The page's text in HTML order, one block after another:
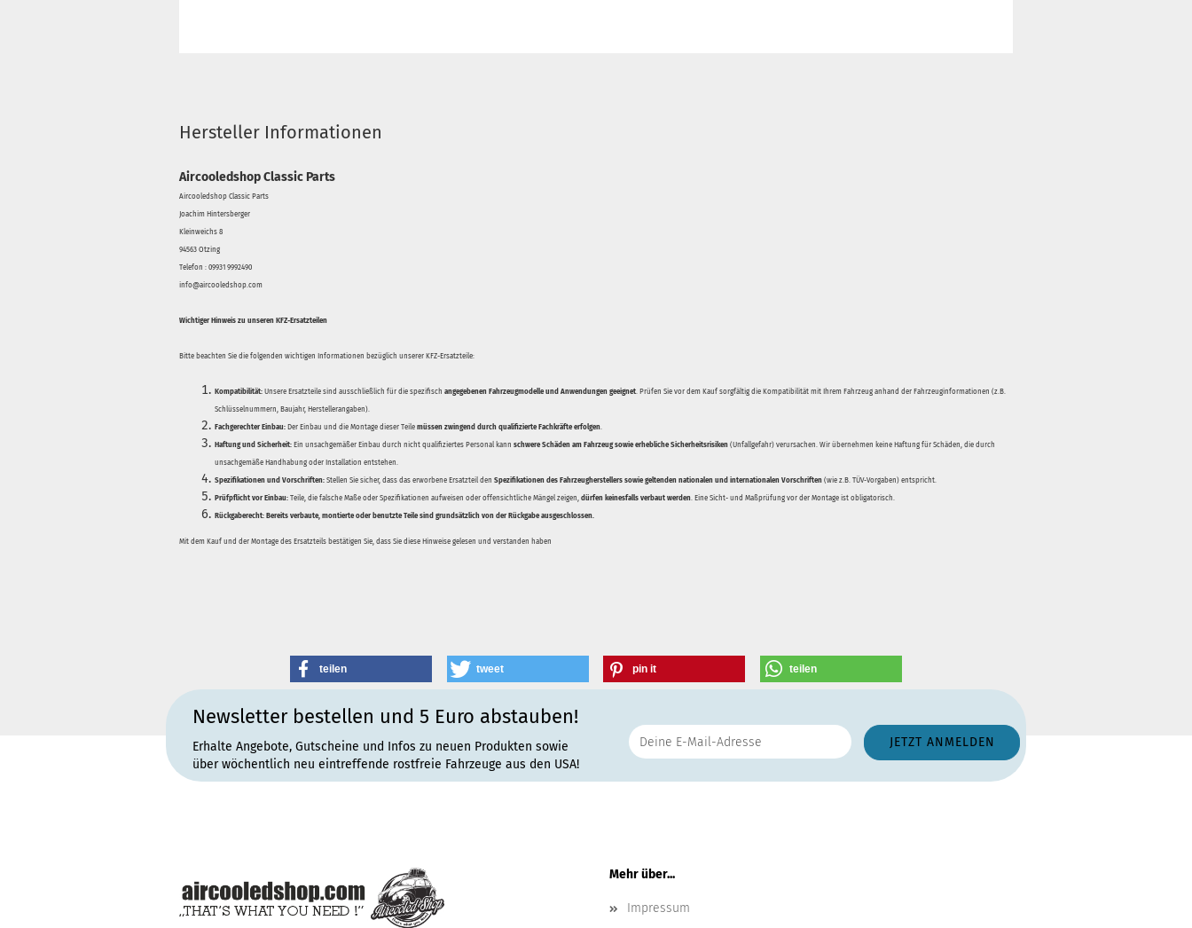
Hersteller Informationen
Aircooledshop Classic Parts
Aircooledshop Classic Parts
Joachim Hintersberger
Kleinweichs 8
94563 Otzing
Telefon : 09931 9992490
info@aircooledshop.com
Wichtiger Hinweis zu unseren KFZ-Ersatzteilen
Bitte beachten Sie die folgenden wichtigen Informationen bezüglich unserer KFZ-Ersatzteile:
Kompatibilität: Unsere Ersatzteile sind ausschließlich für die spezifisch angegebenen Fahrzeugmodelle und Anwendungen geeignet. Prüfen Sie vor dem Kauf sorgfältig die Kompatibilität mit Ihrem Fahrzeug anhand der Fahrzeuginformationen (z.B.
Schlüsselnummern, Baujahr, Herstellerangaben).
Fachgerechter Einbau: Der Einbau und die Montage dieser Teile müssen zwingend durch qualifizierte Fachkräfte erfolgen.
Haftung und Sicherheit: Ein unsachgemäßer Einbau durch nicht qualifiziertes Personal kann schwere Schäden am Fahrzeug sowie erhebliche Sicherheitsrisiken (Unfallgefahr) verursachen. Wir übernehmen keine Haftung für Schäden, die durch
unsachgemäße Handhabung oder Installation entstehen.
Spezifikationen und Vorschriften: Stellen Sie sicher, dass das erworbene Ersatzteil den Spezifikationen des Fahrzeugherstellers sowie geltenden nationalen und internationalen Vorschriften (wie z.B. TÜV-Vorgaben) entspricht.
Prüfpflicht vor Einbau: Teile, die falsche Maße oder Spezifikationen aufweisen oder offensichtliche Mängel zeigen, dürfen keinesfalls verbaut werden. Eine Sicht- und Maßprüfung vor der Montage ist obligatorisch.
Rückgaberecht: Bereits verbaute, montierte oder benutzte Teile sind grundsätzlich von der Rückgabe ausgeschlossen.
Mit dem Kauf und der Montage des Ersatzteils bestätigen Sie, dass Sie diese Hinweise gelesen und verstanden haben
teilen tweet pin it teilen
Newsletter bestellen und 5 Euro abstauben!
Erhalte Angebote, Gutscheine und Infos zu neuen Produkten sowie
über wöchentlich neu eintreffende rostfreie Fahrzeuge aus den USA!
Mehr über...
Impressum